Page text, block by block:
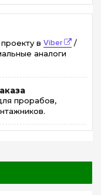
в Viber
/
аналоги
прорабов,